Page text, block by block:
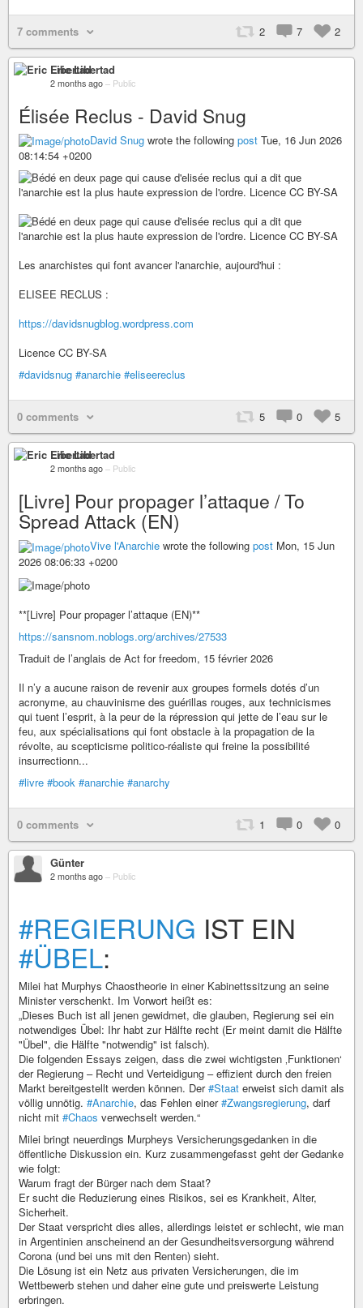
7 comments 2 7 2
Eric Libertad
2 months ago – Public
Élisée Reclus - David Snug
David Snug wrote the following post Tue, 16 Jun 2026
08:14:54 +0200
Les anarchistes qui font avancer l'anarchie, aujourd'hui :
ELISEE RECLUS :
https://davidsnugblog.wordpress.com
Licence CC BY-SA
#davidsnug #anarchie #eliseereclus
0 comments 5 0 5
Eric Libertad
2 months ago – Public
[Livre] Pour propager l’attaque / To
Spread Attack (EN)
Vive l'Anarchie wrote the following post Mon, 15 Jun
2026 08:06:33 +0200
**[Livre] Pour propager l’attaque (EN)**
https://sansnom.noblogs.org/archives/27533
Traduit de l’anglais de Act for freedom, 15 février 2026
Il n’y a aucune raison de revenir aux groupes formels dotés d’un
acronyme, au chauvinisme des guérillas rouges, aux technicismes
qui tuent l’esprit, à la peur de la répression qui jette de l’eau sur le
feu, aux spécialisations qui font obstacle à la propagation de la
révolte, au scepticisme politico-réaliste qui freine la possibilité
insurrectionn...
#livre #book #anarchie #anarchy
0 comments 1 0 0
Günter
2 months ago – Public
#REGIERUNG IST EIN
#ÜBEL:
Milei hat Murphys Chaostheorie in einer Kabinettssitzung an seine
Minister verschenkt. Im Vorwort heißt es:
„Dieses Buch ist all jenen gewidmet, die glauben, Regierung sei ein
notwendiges Übel: Ihr habt zur Hälfte recht (Er meint damit die Hälfte
"Übel", die Hälfte "notwendig" ist falsch).
Die folgenden Essays zeigen, dass die zwei wichtigsten ‚Funktionen‘
der Regierung – Recht und Verteidigung – effizient durch den freien
Markt bereitgestellt werden können. Der#Staat erweist sich damit als
völlig unnötig. #Anarchie, das Fehlen einer#Zwangsregierung, darf
nicht mit #Chaos verwechselt werden.“
Milei bringt neuerdings Murpheys Versicherungsgedanken in die
öffentliche Diskussion ein. Kurz zusammengefasst geht der Gedanke
wie folgt:
Warum fragt der Bürger nach dem Staat?
Er sucht die Reduzierung eines Risikos, sei es Krankheit, Alter,
Sicherheit.
Der Staat verspricht dies alles, allerdings leistet er schlecht, wie man
in Argentinien anscheinend an der Gesundheitsversorgung während
Corona (und bei uns mit den Renten) sieht.
Die Lösung ist ein Netz aus privaten Versicherungen, die im
Wettbewerb stehen und daher eine gute und preiswerte Leistung
erbringen.